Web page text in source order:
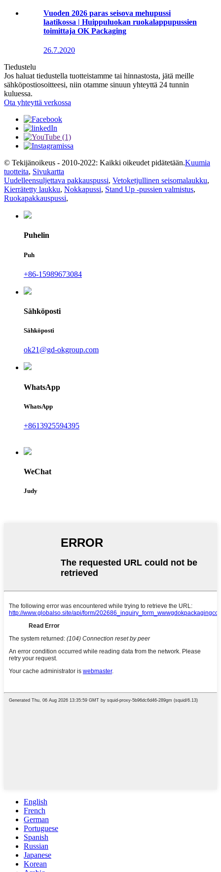
Vuoden 2026 paras seisova mehupussi
laatikossa | Huippuluokan ruokalappupussien
toimittaja OK Packaging
26.7.2020
Tiedustelu
Jos haluat tiedustella tuotteistamme tai hinnastosta, jätä meille
sähköpostiosoitteesi, niin otamme sinuun yhteyttä 24 tunnin
kuluessa.
Ota yhteyttä verkossa
© Tekijänoikeus - 2010-2022: Kaikki oikeudet pidätetään.Kuumia
tuotteita, Sivukartta
Uudelleensuljettava pakkauspussi, Vetoketjullinen seisomalaukku,
Kierrätetty laukku, Nokkapussi, Stand Up -pussien valmistus,
Ruokapakkauspussi,
Puhelin
Puh
+86-15989673084
Sähköposti
Sähköposti
ok21@gd-okgroup.com
WhatsApp
WhatsApp
+8613925594395
WeChat
Judy
English
French
German
Portuguese
Spanish
Russian
Japanese
Korean